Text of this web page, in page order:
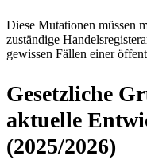
Diese Mutationen müssen
zuständige
gewissen Fällen einer
Gesetzliche
aktuelle
(2025/2026)